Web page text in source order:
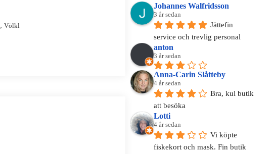
, Völkl
Johannes Walfridsson
3 år sedan
Jättefin
service och trevlig personal
anton
3 år sedan
Anna-Carin Slåtteby
4 år sedan
Bra, kul butik
att besöka
Lotti
4 år sedan
Vi köpte
fiskekort och mask. Fin butik